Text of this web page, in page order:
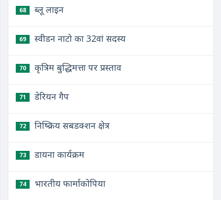
68 ब्लू लाइन
69 स्वीडन नाटो का 32वां सदस्य
70 कृत्रिम बुद्धिमत्ता पर प्रस्ताव
71 डेरियन गैप
72 निष्क्रिय सबडक्शन क्षेत्र
73 डायना कार्यक्रम
74 भारतीय फार्माकोपिया